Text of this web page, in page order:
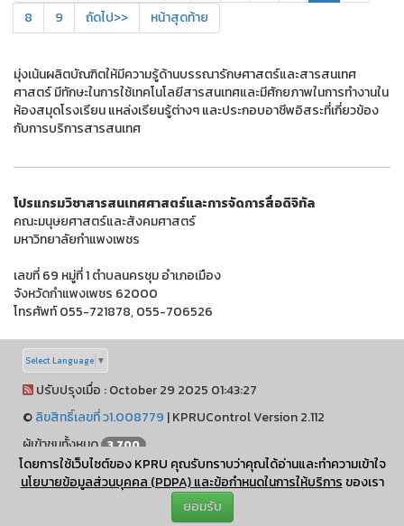
8
9 ถัดไป>> หน้าสุดท้าย
โดยการใช้เว็บไซต์ของ KPRU คุณรับทราบว่าคุณได้อ่านและทำความเข้าใจ
นโยบายข้อมูลส่วนบุคคล (PDPA) และข้อกำหนดในการให้บริการ ของเรา
ยอมรับ
มุ่งเน้นผลิตบัณฑิตให้มีความรู้ด้านบรรณารักษศาสตร์และสารสนเทศ
ศาสตร์ มีทักษะในการใช้เทคโนโลยีสารสนเทศและมีศักยภาพในการทํางานใน
ห้องสมุดโรงเรียน แหล่งเรียนรู้ต่างๆ และประกอบอาชีพอิสระที่เกี่ยวข้อง
กับการบริการสารสนเทศ
โปรแกรมวิชาสารสนเทศศาสตร์และการจัดการสื่อดิจิทัล
คณะมนุษยศาสตร์และสังคมศาสตร์
มหาวิทยาลัยกำแพงเพชร
เลขที่ 69 หมู่ที่ 1 ตำบลนครชุม อำเภอเมือง
จังหวัดกำแพงเพชร 62000
โทรศัพท์ 055-721878, 055-706526
Select Language ▼
ปรับปรุงเมื่อ : October 29 2025 01:43:27
©ลิขสิทธิ์เลขที่ ว1.008779 |KPRUControl Version 2.112
ผู้เข้าชมทั้งหมด 3,700
การเชื่อมต่ออินเทอร์เน็ตของเครื่องแม่ข่าย ✅ (HTTP 200)